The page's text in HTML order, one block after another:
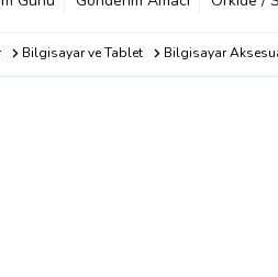
Bilgisayar ve Tablet Bilgisayar